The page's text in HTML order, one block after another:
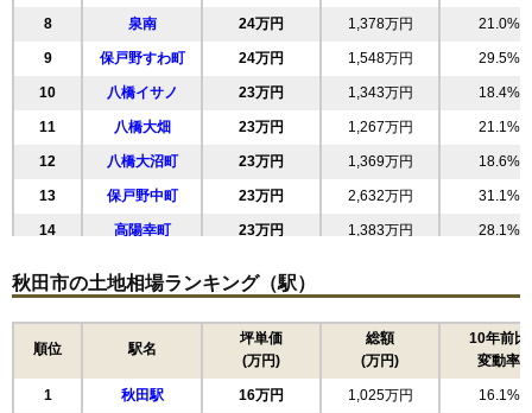
8 泉南 24万円 1,378万円 21.0%
9 保戸野すわ町 24万円 1,548万円 29.5%
10 八橋イサノ 23万円 1,343万円 18.4%
11 八橋大畑 23万円 1,267万円 21.1%
12 八橋大沼町 23万円 1,369万円 18.6%
13 保戸野中町 23万円 2,632万円 31.1%
14 高陽幸町 23万円 1,383万円 28.1%
16 八橋本町 23万円 1,485万円 27.6%
22万円 1,271万円 24.2%
22万円 1,073万円 19.5%
19 手形山崎町 22万円 996万円 15.5%
秋田市の土地相場ランキング（駅）
順位 駅名
坪単価
(万円)
総額
(万円)
10年前比
変動率
1 秋田駅 16万円 1,025万円 16.1%